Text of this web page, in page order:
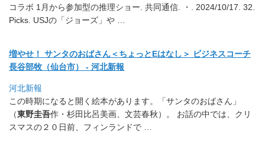
コラボ 1月から参加型の推理ショー. 共同通信. ・. 2024/10/17. 32.
Picks. USJの「ジョーズ」や …
増やせ！ サンタのおばさん＜ちょっとEはなし＞ ビジネスコーチ
長谷部牧（仙台市） - 河北新報
河北新報
この時期になると開く絵本があります。「サンタのおばさん」
（東野圭吾作・杉田比呂美画、文芸春秋）。 お話の中では、クリ
スマスの２０日前、フィンランドで …